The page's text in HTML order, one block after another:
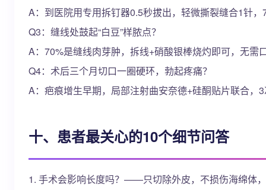
A：到医院用专用拆钉器0.5秒拔出，轻微撕裂缝合1针，
Q3：缝线处鼓起“白豆”样脓点？
A：70%是缝线肉芽肿，拆线+硝酸银棒烧灼即可，无需
Q4：术后三个月切口一圈硬环，勃起疼痛？
A：疤痕增生早期，局部注射曲安奈德+硅酮贴片联合，
十、患者最关心的10个细节问答
1. 手术会影响长度吗？——只切除外皮，不损伤海绵体